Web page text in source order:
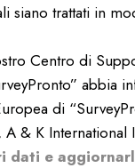
siano trattati in
Centro di
abbia
di
, A & K International
dati e